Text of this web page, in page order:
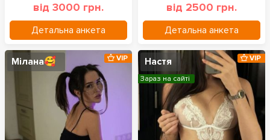
від 3000 грн.
Детальна анкета
від 2500 грн.
Детальна анкета
Мілана🥰 VIP Настя VIP
Зараз на сайті